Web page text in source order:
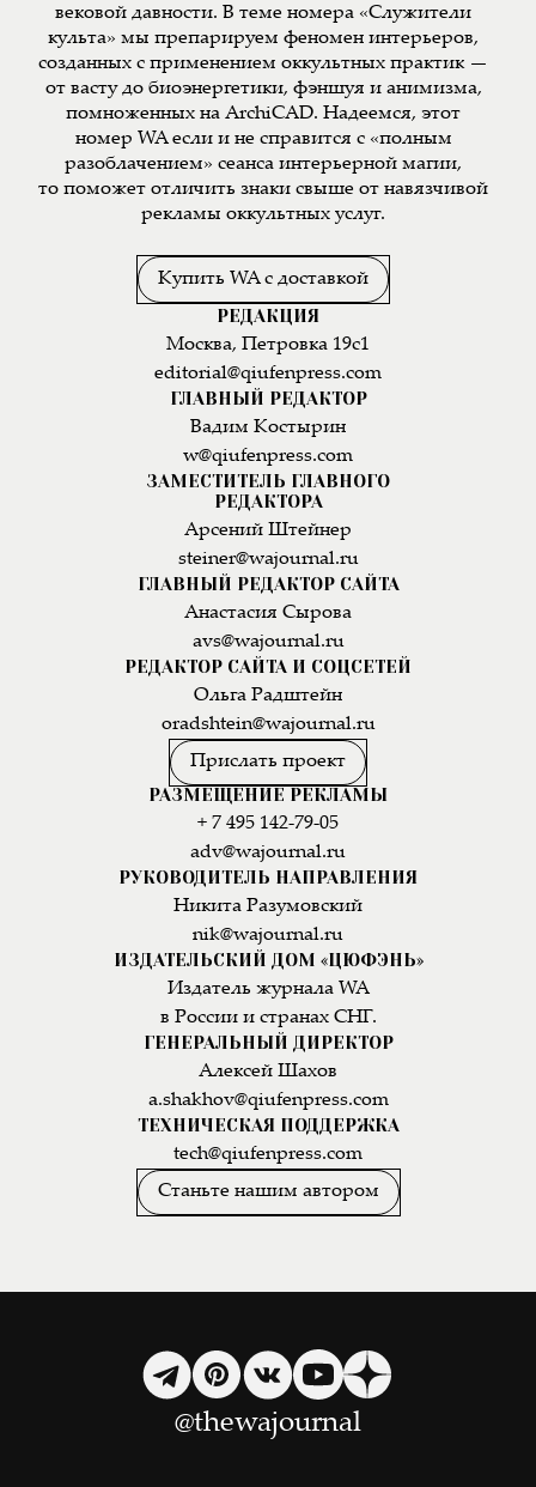
вековой давности. В теме номера «Служители
культа» мы препарируем феномен интерьеров,
созданных с применением оккультных практик —
от васту до биоэнергетики, фэншуя и анимизма,
помноженных на ArchiCAD. Надеемся, этот
номер WA если и не справится с «полным
разоблачением» сеанса интерьерной магии,
то поможет отличить знаки свыше от навязчивой
рекламы оккультных услуг.
Купить WA с доставкой
РЕДАКЦИЯ
Москва, Петровка 19с1
editorial@qiufenpress.com
ГЛАВНЫЙ РЕДАКТОР
Вадим Костырин
w@qiufenpress.com
ЗАМЕСТИТЕЛЬ ГЛАВНОГО
РЕДАКТОРА
Арсений Штейнер
steiner@wajournal.ru
ГЛАВНЫЙ РЕДАКТОР САЙТА
Анастасия Сырова
avs@wajournal.ru
РЕДАКТОР САЙТА И СОЦСЕТЕЙ
Ольга Радштейн
oradshtein@wajournal.ru
Прислать проект
РАЗМЕЩЕНИЕ РЕКЛАМЫ
+ 7 495 142-79-05
adv@wajournal.ru
РУКОВОДИТЕЛЬ НАПРАВЛЕНИЯ
Никита Разумовский
nik@wajournal.ru
ИЗДАТЕЛЬСКИЙ ДОМ «ЦЮФЭНЬ»
Издатель журнала WA
в России и странах СНГ.
ГЕНЕРАЛЬНЫЙ ДИРЕКТОР
Алексей Шахов
a.shakhov@qiufenpress.com
ТЕХНИЧЕСКАЯ ПОДДЕРЖКА
tech@qiufenpress.com
Станьте нашим автором
@thewajournal